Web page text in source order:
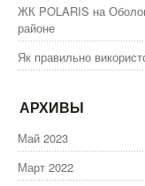
ЖК POLARIS на
районе
Як правильно
АРХИВЫ
Май 2023
Март 2022